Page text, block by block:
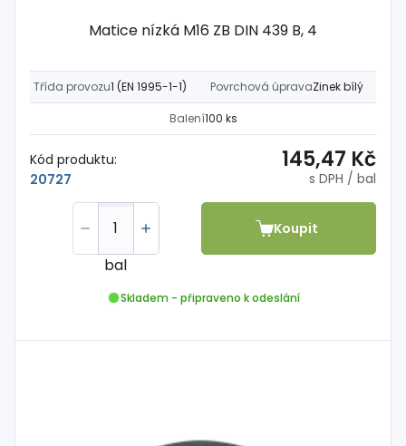
Matice nízká M16 ZB DIN 439 B, 4
Třída provozu1 (EN 1995-1-1) Povrchová úpravaZinek bílý
Balení100 ks
Kód produktu:
20727
145,47 Kč
s DPH / bal
bal
Koupit
Skladem - připraveno k odeslání